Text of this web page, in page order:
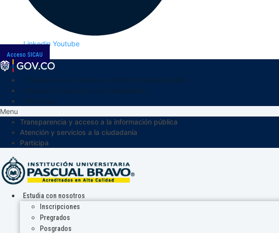
Linkedin Youtube
Acceso SICAU
Menu
Transparencia y acceso a la información pública
Atención y servicios a la ciudadanía
Participa
Estudia con nosotros
Inscripciones
Pregrados
Posgrados